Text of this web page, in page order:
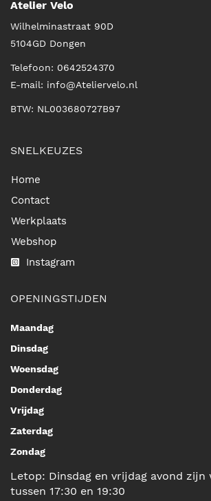
Atelier Velo
Wilhelminastraat 90D
5104GD Dongen
Telefoon: 0642524370
E-mail: info@Ateliervelo.nl
BTW: NL003680727B97
SNELKEUZES
Home
Contact
Werkplaats
Webshop
Instagram
OPENINGSTIJDEN
Maandag
Dinsdag
Woensdag
Donderdag
Vrijdag
Zaterdag
Zondag
Letop: Dinsdag en vrijdag avond zijn
tussen 17:30 en 19:30